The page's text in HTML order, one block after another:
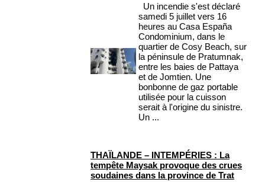
Un incendie s'est déclaré
samedi 5 juillet vers 16
heures au Casa España
Condominium, dans le
quartier de Cosy Beach, sur
la péninsule de Pratumnak,
entre les baies de Pattaya
et de Jomtien. Une
bonbonne de gaz portable
utilisée pour la cuisson
serait à l'origine du sinistre.
Un ...
THAÏLANDE – INTEMPÉRIES : La
tempête Maysak provoque des crues
soudaines dans la province de Trat